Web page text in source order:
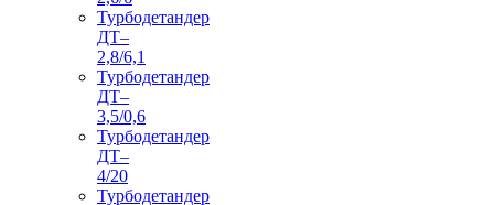
Турбодетандер
ДТ–
2,8/6,1
Турбодетандер
ДТ–
3,5/0,6
Турбодетандер
ДТ–
4/20
Турбодетандер